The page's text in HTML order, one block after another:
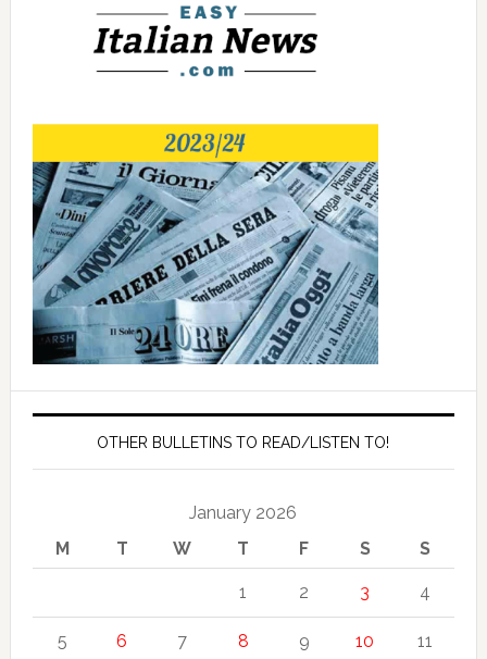
OTHER BULLETINS TO READ/LISTEN TO!
January 2026
M
T W T F S S
1 2 3 4
5 6 7 8 9 10 11